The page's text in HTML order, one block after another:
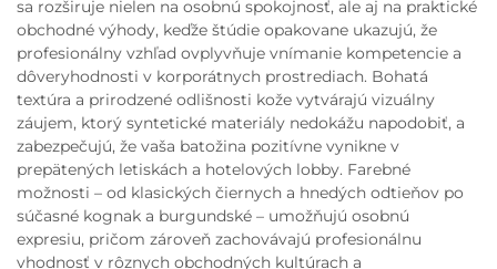
sa rozširuje nielen na osobnú spokojnosť, ale aj na praktické
obchodné výhody, keďže štúdie opakovane ukazujú, že
profesionálny vzhľad ovplyvňuje vnímanie kompetencie a
dôveryhodnosti v korporátnych prostrediach. Bohatá
textúra a prirodzené odlišnosti kože vytvárajú vizuálny
záujem, ktorý syntetické materiály nedokážu napodobiť, a
zabezpečujú, že vaša batožina pozitívne vynikne v
prepätených letiskách a hotelových lobby. Farebné
možnosti – od klasických čiernych a hnedých odtieňov po
súčasné kognak a burgundské – umožňujú osobnú
expresiu, pričom zároveň zachovávajú profesionálnu
vhodnosť v rôznych obchodných kultúrach a